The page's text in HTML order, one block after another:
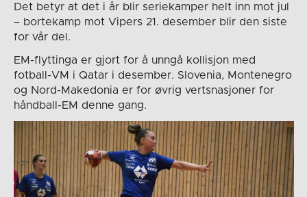
Det betyr at det i år blir seriekamper helt inn mot jul
– bortekamp mot Vipers 21. desember blir den siste
for vår del.
EM-flyttinga er gjort for å unngå kollisjon med
fotball-VM i Qatar i desember. Slovenia, Montenegro
og Nord-Makedonia er for øvrig vertsnasjoner for
håndball-EM denne gang.